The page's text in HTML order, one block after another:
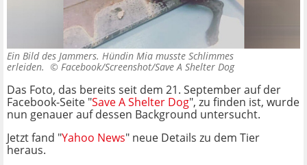
Ein Bild des Jammers. Hündin Mia musste Schlimmes
erleiden. © Facebook/Screenshot/Save A Shelter Dog
Das Foto, das bereits seit dem 21. September auf der
Facebook-Seite "Save A Shelter Dog", zu finden ist, wurde
nun genauer auf dessen Background untersucht.
Jetzt fand "Yahoo News" neue Details zu dem Tier
heraus.